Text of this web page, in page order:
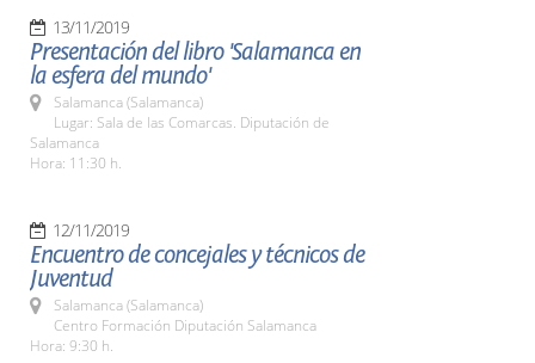
13/11/2019
Presentación del libro 'Salamanca en
la esfera del mundo'
Salamanca (Salamanca)
Lugar: Sala de las Comarcas. Diputación de
Salamanca
Hora: 11:30 h.
12/11/2019
Encuentro de concejales y técnicos de
Juventud
Salamanca (Salamanca)
Centro Formación Diputación Salamanca
Hora: 9:30 h.